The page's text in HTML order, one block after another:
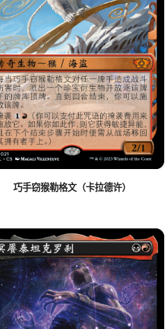
巧手窃猴勒格文（卡拉德许）